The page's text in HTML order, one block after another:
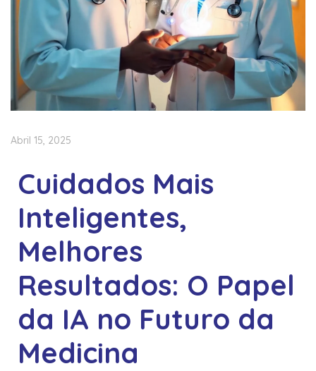
Abril 15, 2025
Cuidados Mais
Inteligentes,
Melhores
Resultados: O Papel
da IA no Futuro da
Medicina